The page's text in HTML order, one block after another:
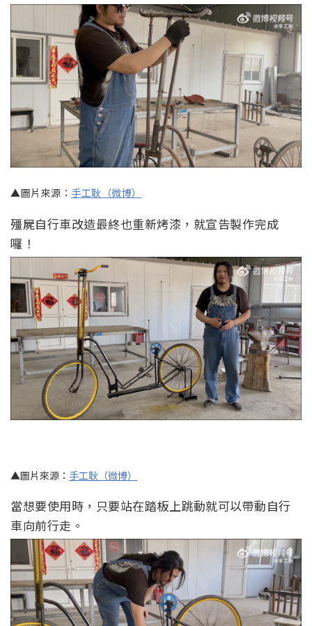
▲圖片來源： 手工耿（微博）
殭屍自行車改造最終也重新烤漆，就宣告製作完成
囉！
▲圖片來源： 手工耿（微博）
當想要使用時，只要站在踏板上跳動就可以帶動自行
車向前行走。